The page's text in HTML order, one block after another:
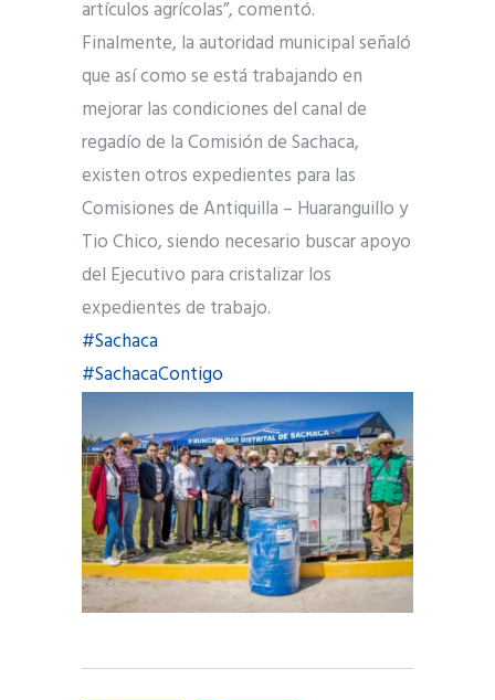
artículos agrícolas”, comentó.
Finalmente, la autoridad municipal señaló
que así como se está trabajando en
mejorar las condiciones del canal de
regadío de la Comisión de Sachaca,
existen otros expedientes para las
Comisiones de Antiquilla – Huaranguillo y
Tio Chico, siendo necesario buscar apoyo
del Ejecutivo para cristalizar los
expedientes de trabajo.
#Sachaca
#SachacaContigo